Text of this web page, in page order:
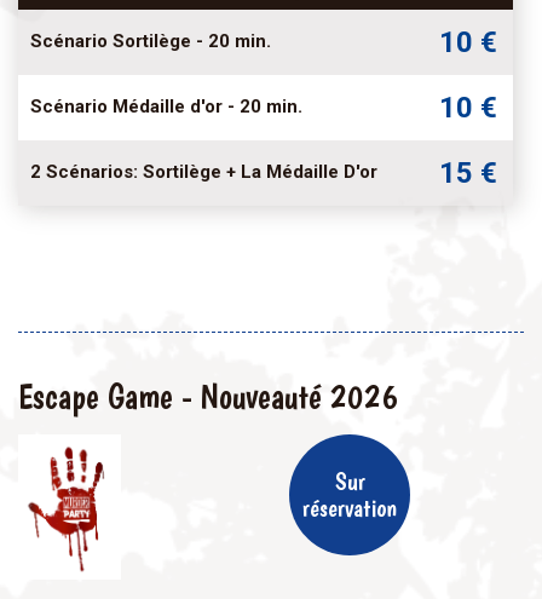
Scénario Sortilège - 20 min. 10 €
Scénario Médaille d'or - 20 min. 10 €
2 Scénarios: Sortilège + La Médaille D'or 15 €
Escape Game - Nouveauté 2026
Sur
réservation